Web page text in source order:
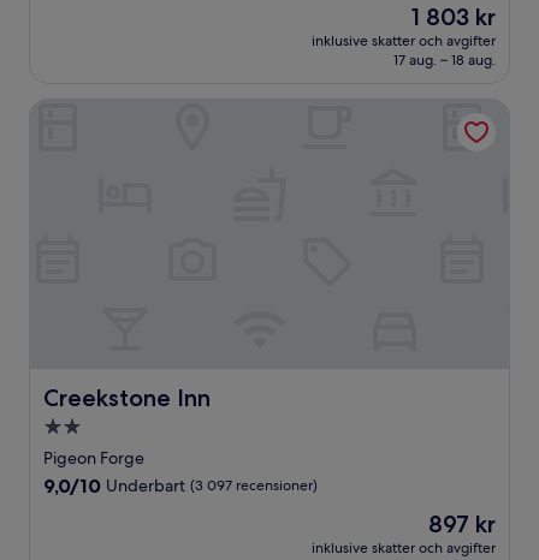
Priset
är
1 803 kr
1 803 kr
inklusive skatter och avgifter
17 aug. – 18 aug.
Creekstone Inn
Creekstone Inn
2.0-
stjärnigt
boende
Pigeon Forge
9.0
9,0/10 Underbart (3 097 recensioner)
Priset
är
897 kr
inklusive skatter och avgifter